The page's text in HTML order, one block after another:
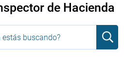
de Hacienda